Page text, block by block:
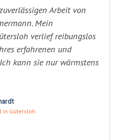
Arbeit von
Mein
verlief reibungslos
erfahrenen und
kann sie nur wärmstens
in Gütersloh